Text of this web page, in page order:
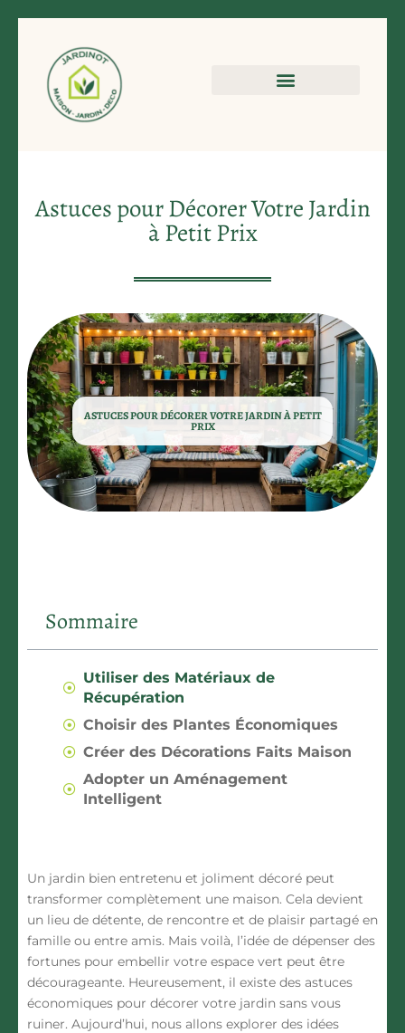
Astuces pour Décorer Votre Jardin
à Petit Prix
ASTUCES POUR DÉCORER VOTRE JARDIN À PETIT
PRIX
Sommaire
Utiliser des Matériaux de
Récupération
Choisir des Plantes Économiques
Créer des Décorations Faits Maison
Adopter un Aménagement
Intelligent
Un jardin bien entretenu et joliment décoré peut
transformer complètement une maison. Cela devient
un lieu de détente, de rencontre et de plaisir partagé en
famille ou entre amis. Mais voilà, l’idée de dépenser des
fortunes pour embellir votre espace vert peut être
décourageante. Heureusement, il existe des astuces
économiques pour décorer votre jardin sans vous
ruiner. Aujourd’hui, nous allons explorer des idées